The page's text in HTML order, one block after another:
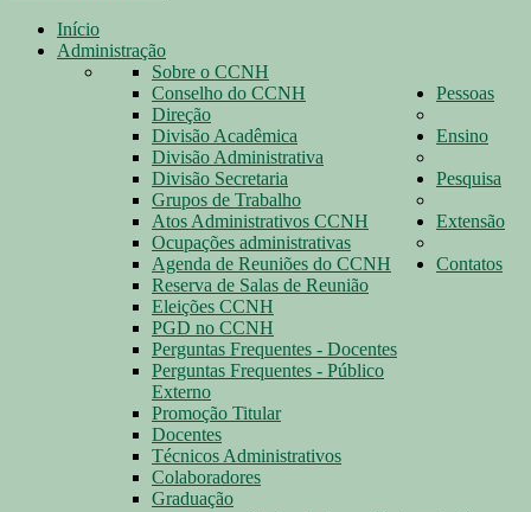
Início
Administração
Sobre o CCNH
Conselho do CCNH
Direção
Divisão Acadêmica
Divisão Administrativa
Divisão Secretaria
Grupos de Trabalho
Atos Administrativos CCNH
Ocupações administrativas
Agenda de Reuniões do CCNH
Reserva de Salas de Reunião
Eleições CCNH
PGD no CCNH
Perguntas Frequentes - Docentes
Perguntas Frequentes - Público
Externo
Promoção Titular
Pessoas
Docentes
Técnicos Administrativos
Colaboradores
Ensino
Graduação
Pesquisa
Extensão
Contatos